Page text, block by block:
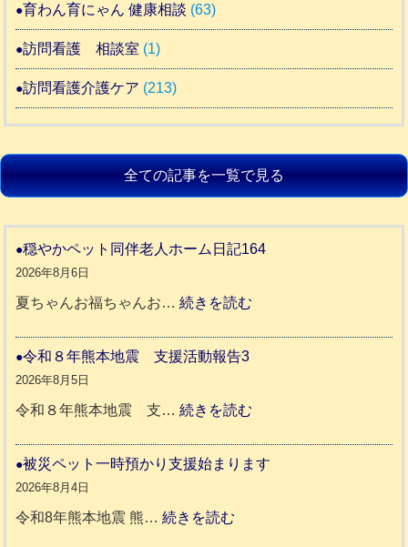
育わん育にゃん 健康相談 (63)
訪問看護 相談室 (1)
訪問看護介護ケア (213)
全ての記事を一覧で見る
穏やかペット同伴老人ホーム日記164
2026年8月6日
夏ちゃんお福ちゃんお…続きを読む
ト
令和８年熊本地震 支援活動報告3
2026年8月5日
令和８年熊本地震 支…続きを読む
和
被災ペット一時預かり支援始まります
2026年8月4日
令和8年熊本地震 熊…続きを読む